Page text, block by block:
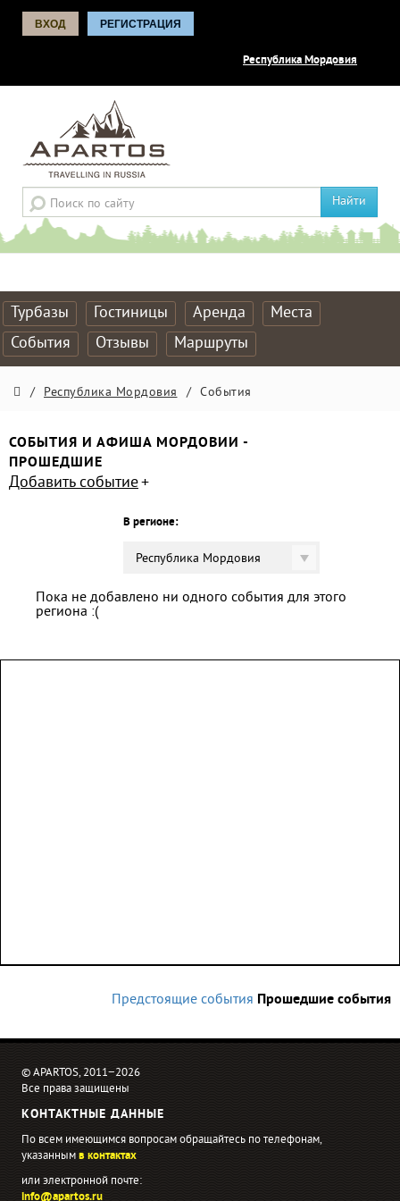
ВХОД РЕГИСТРАЦИЯ
Республика Мордовия
Найти
Турбазы Гостиницы Аренда
Места
События
Отзывы Маршруты
/ Республика Мордовия / События
СОБЫТИЯ И АФИША МОРДОВИИ -
ПРОШЕДШИЕ
Добавить событие
В регионе:
Республика Мордовия
Пока не добавлено ни одного события для этого
региона :(
Предстоящие события Прошедшие события
© APARTOS, 2011−2026
Все права защищены
КОНТАКТНЫЕ ДАННЫЕ
По всем имеющимся вопросам обращайтесь по телефонам,
указаннымв контактах
или электронной почте:
info@apartos.ru